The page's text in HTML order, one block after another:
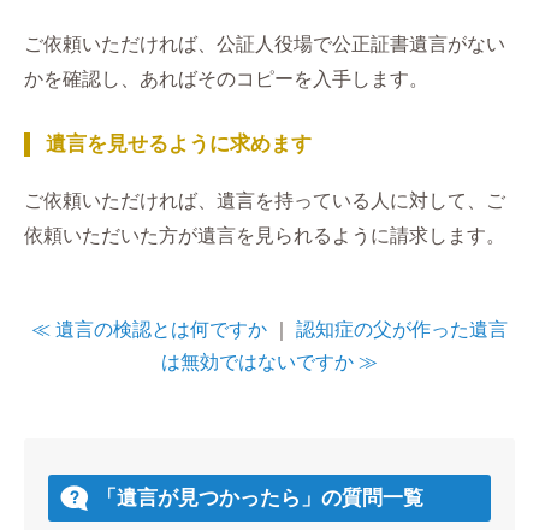
ご依頼いただければ、公証人役場で公正証書遺言がない
かを確認し、あればそのコピーを入手します。
遺言を見せるように求めます
ご依頼いただければ、遺言を持っている人に対して、ご
依頼いただいた方が遺言を見られるように請求します。
≪ 遺言の検認とは何ですか
認知症の父が作った遺言
は無効ではないですか ≫
「遺言が見つかったら」の質問一覧